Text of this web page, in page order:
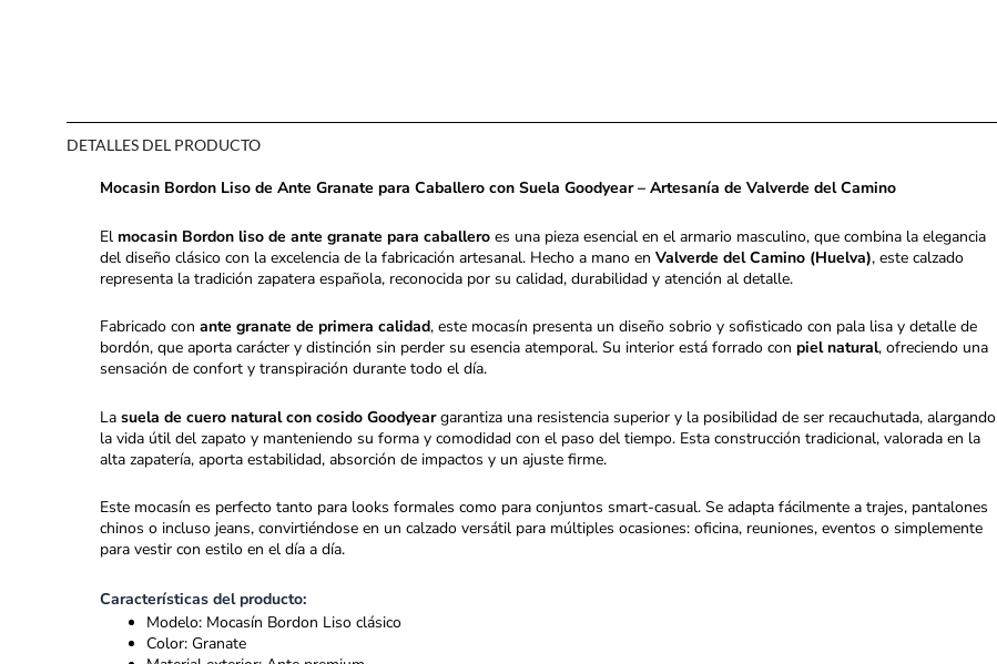
DETALLES DEL PRODUCTO
Mocasin Bordon Liso de Ante Granate para Caballero con Suela Goodyear – Artesanía de Valverde del Camino
El mocasin Bordon liso de ante granate para caballero es una pieza esencial en el armario masculino, que combina la elegancia
del diseño clásico con la excelencia de la fabricación artesanal. Hecho a mano en Valverde del Camino (Huelva), este calzado
representa la tradición zapatera española, reconocida por su calidad, durabilidad y atención al detalle.
Fabricado con ante granate de primera calidad, este mocasín presenta un diseño sobrio y sofisticado con pala lisa y detalle de
bordón, que aporta carácter y distinción sin perder su esencia atemporal. Su interior está forrado con piel natural, ofreciendo una
sensación de confort y transpiración durante todo el día.
La suela de cuero natural con cosido Goodyeargarantiza una resistencia superior y la posibilidad de ser recauchutada, alargando
la vida útil del zapato y manteniendo su forma y comodidad con el paso del tiempo. Esta construcción tradicional, valorada en la
alta zapatería, aporta estabilidad, absorción de impactos y un ajuste firme.
Este mocasín es perfecto tanto para looks formales como para conjuntos smart-casual. Se adapta fácilmente a trajes, pantalones
chinos o incluso jeans, convirtiéndose en un calzado versátil para múltiples ocasiones: oficina, reuniones, eventos o simplemente
para vestir con estilo en el día a día.
Características del producto:
Modelo: Mocasín Bordon Liso clásico
Color: Granate